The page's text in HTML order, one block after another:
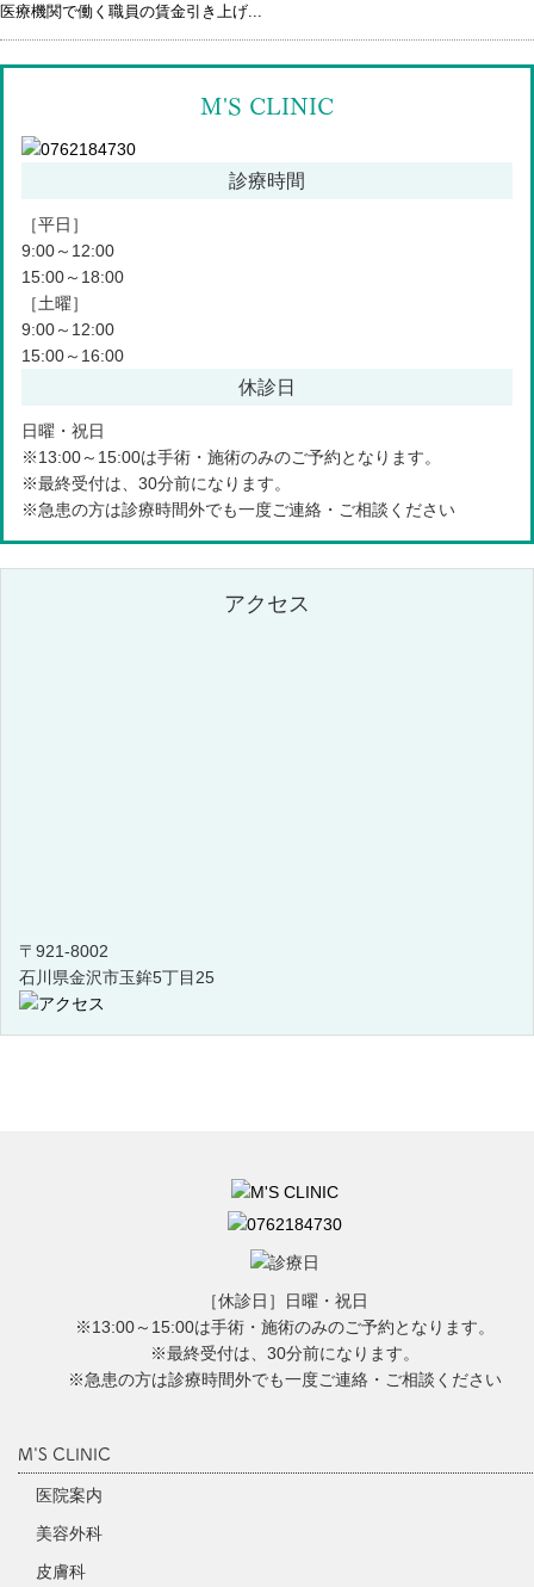
TEL:
医療機関で働く職員の賃金引き上げ...
M'S CLINIC
診療時間
［平日］
9:00～12:00
15:00～18:00
［土曜］
9:00～12:00
15:00～16:00
休診日
日曜・祝日
※13:00～15:00は手術・施術のみのご予約となります。
※最終受付は、30分前になります。
※急患の方は診療時間外でも一度ご連絡・ご相談ください
アクセス
〒921-8002
石川県金沢市玉鉾5丁目25
［休診日］日曜・祝日
※13:00～15:00は手術・施術のみのご予約となります。
※最終受付は、30分前になります。
※急患の方は診療時間外でも一度ご連絡・ご相談ください
M'S CLINIC
医院案内
美容外科
皮膚科